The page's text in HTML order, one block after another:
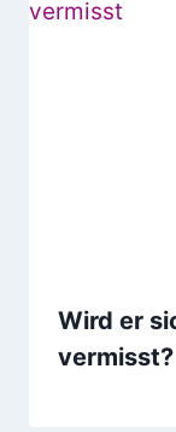
Wird er
vermisst?